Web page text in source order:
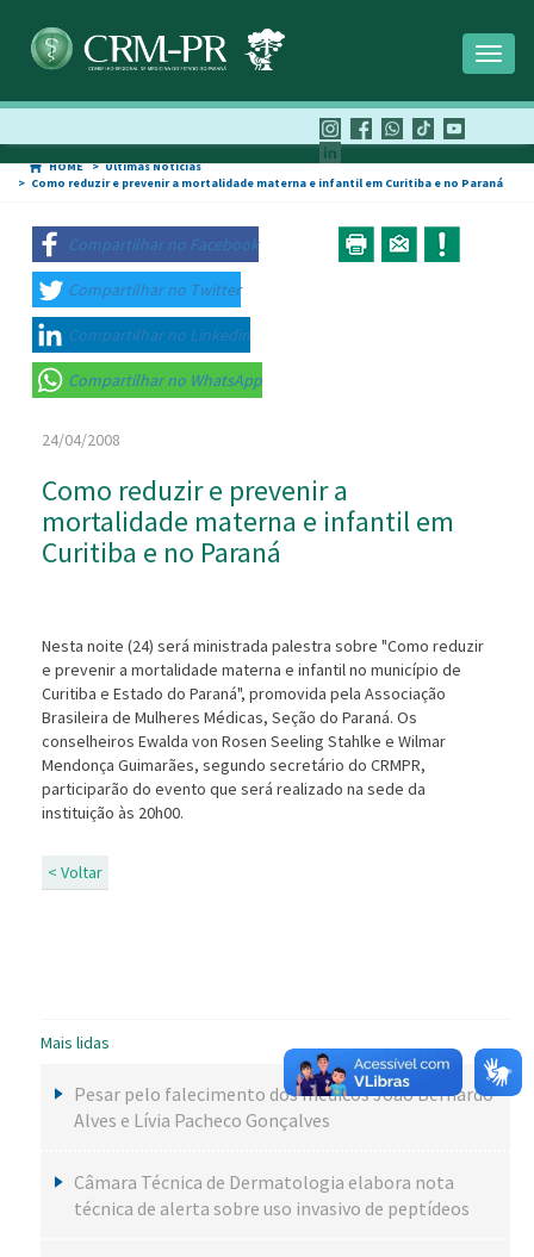
HOME
Últimas Notícias
Como reduzir e prevenir a mortalidade materna e infantil em Curitiba e no Paran
Compartilhar no Facebook
Compartilhar no Twitter
Compartilhar no Linkedin
Compartilhar no WhatsApp
24/04/2008
Como reduzir e prevenir a
mortalidade materna e infantil em
Curitiba e no Paran
Nesta noite (24) será ministrada palestra sobre "Como reduzir
e prevenir a mortalidade materna e infantil no município de
Curitiba e Estado do Paraná", promovida pela Associação
Brasileira de Mulheres Médicas, Seção do Paraná. Os
conselheiros Ewalda von Rosen Seeling Stahlke e Wilmar
Mendonça Guimarães, segundo secretário do CRMPR,
participarão do evento que será realizado na sede da
instituição às 20h00.
< Voltar
Mais lidas
Pesar pelo falecimento dos médicos João Bernardo
Alves e Lívia Pacheco Gonçalves
Câmara Técnica de Dermatologia elabora nota
técnica de alerta sobre uso invasivo de peptídeos